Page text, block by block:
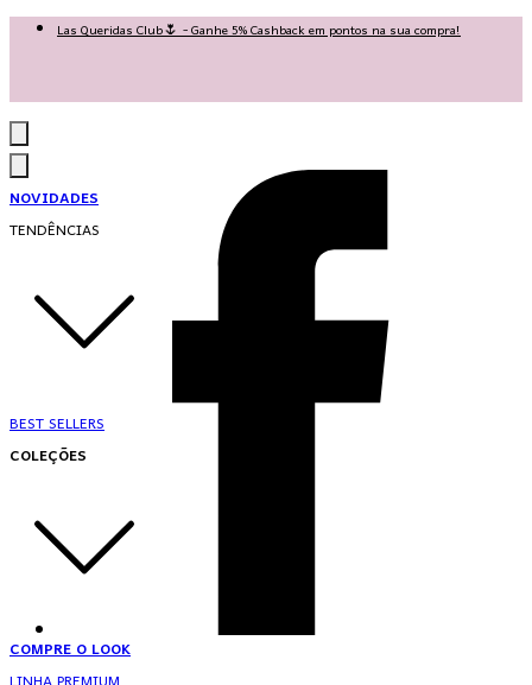
Las Queridas Club🌷 - Ganhe 5% Cashback em pontos na sua compra!
NOVIDADES
TENDÊNCIAS
BEST SELLERS
COLEÇÕES
COMPRE O LOOK